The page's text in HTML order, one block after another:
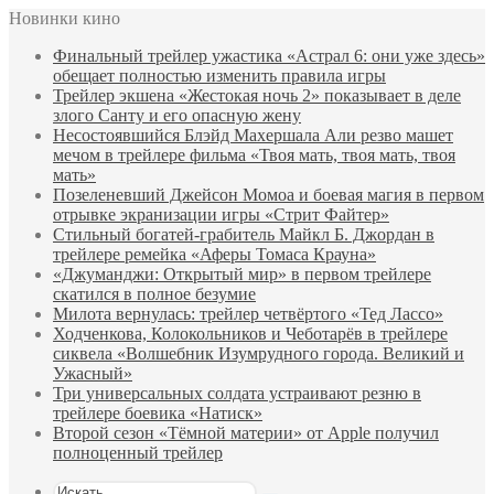
Новинки кино
Финальный трейлер ужастика «Астрал 6: они уже здесь»
обещает полностью изменить правила игры
Трейлер экшена «Жестокая ночь 2» показывает в деле
злого Санту и его опасную жену
Несостоявшийся Блэйд Махершала Али резво машет
мечом в трейлере фильма «Твоя мать, твоя мать, твоя
мать»
Позеленевший Джейсон Момоа и боевая магия в первом
отрывке экранизации игры «Стрит Файтер»
Стильный богатей-грабитель Майкл Б. Джордан в
трейлере ремейка «Аферы Томаса Крауна»
«Джуманджи: Открытый мир» в первом трейлере
скатился в полное безумие
Милота вернулась: трейлер четвёртого «Тед Лассо»
Ходченкова, Колокольников и Чеботарёв в трейлере
сиквела «Волшебник Изумрудного города. Великий и
Ужасный»
Три универсальных солдата устраивают резню в
трейлере боевика «Натиск»
Второй сезон «Тёмной материи» от Apple получил
полноценный трейлер